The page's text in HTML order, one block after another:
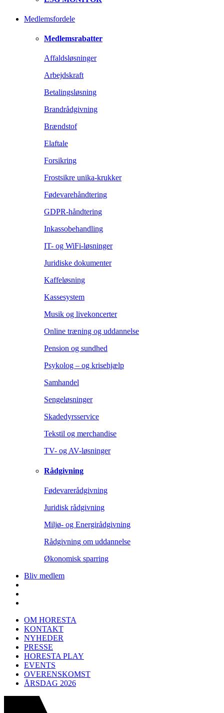
Medlemsfordele
Medlemsrabatter
Affaldsløsninger
Arbejdskraft
Betalingsløsning
Brandrådgivning
Brændstof
Elaftale
Forsikring
Frostsikre unika-krukker
Fødevarehåndtering
GDPR-håndtering
Inkassobehandling
IT- og WiFi-løsninger
Juridiske dokumenter
Kaffeløsning
Kassesystem
Musik og livekoncerter
Online træning og uddannelse
Pension og sundhed
Psykolog – og krisehjælp
Samhandel
Sengeløsninger
Skadedyrsservice
Tekstil og merchandise
TV- og AV-løsninger
Rådgivning
Fødevarerådgivning
Juridisk rådgivning
Miljø- og Energirådgivning
Rådgivning om uddannelse
Økonomisk sparring
Bliv medlem
OM HORESTA
KONTAKT
NYHEDER
PRESSE
HORESTA PLAY
EVENTS
OVERENSKOMST
ÅRSDAG 2026